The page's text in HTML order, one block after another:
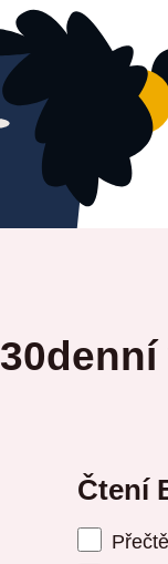
30denní
Čtení